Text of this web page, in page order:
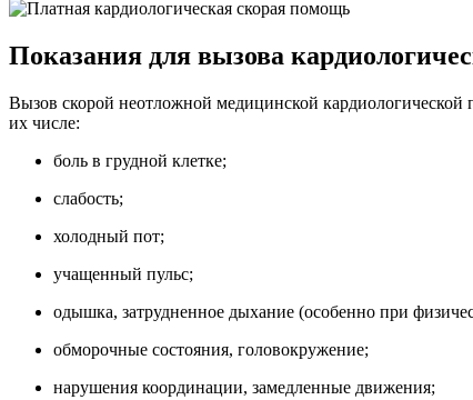
Показания для вызова
Вызов скорой неотложной медицинской
их числе:
боль в грудной клетке;
слабость;
холодный пот;
учащенный пульс;
одышка, затрудненное дыхание (особенно при
обморочные состояния, головокружение;
нарушения координации, замедленные движения;